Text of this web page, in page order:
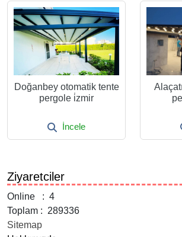
Doğanbey otomatik tente
pergole i̇zmir
İncele
Ziyaretciler
Online : 4
Toplam : 289336
Sitemap